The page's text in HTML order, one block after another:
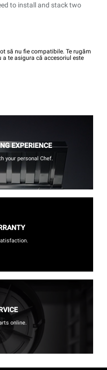
to install and stack two
să nu fie compatibile. Te rugăm
te asigura că accesoriul este
EXPERIENCE
your personal Chef.
online.